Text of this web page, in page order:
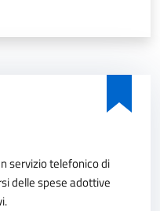
servizio telefonico di
delle spese adottive